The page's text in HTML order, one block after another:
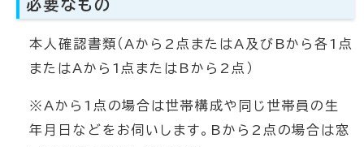
必要なもの
本人確認書類（Aから2点またはA及びBから各1点
またはAから1点またはBから2点）
※Aから1点の場合は世帯構成や同じ世帯員の生
年月日などをお伺いします。Bから2点の場合は窓